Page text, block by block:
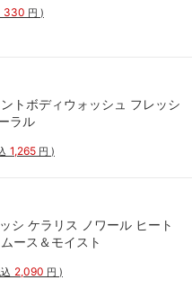
330 円 )
トボディウォッシュ フレッシ
ラル
1,265 円 )
シ ケラリス ノワール ヒート
ース＆モイスト
2,090 円 )